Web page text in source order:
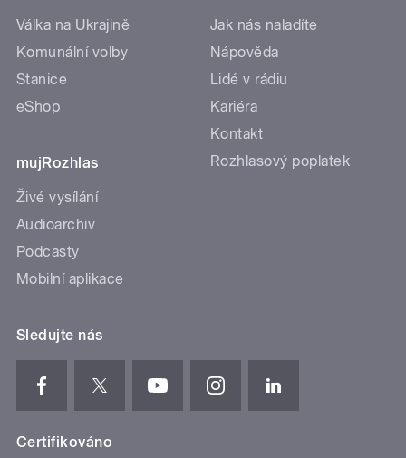
Válka na Ukrajině
Komunální volby
Stanice
eShop
mujRozhlas
Živé vysílání
Audioarchiv
Podcasty
Mobilní aplikace
Jak nás naladíte
Nápověda
Lidé v rádiu
Kariéra
Kontakt
Rozhlasový poplatek
Sledujte nás
Certifikováno